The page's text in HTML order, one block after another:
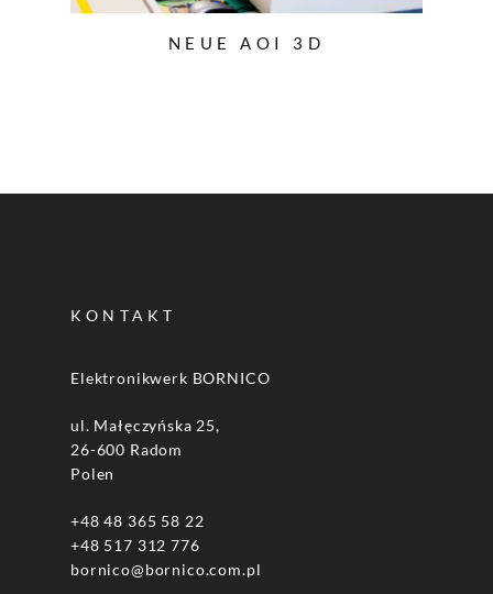
NEUE AOI 3D
KONTAKT
Elektronikwerk BORNICO
ul. Małęczyńska 25,
26-600 Radom
Polen
+48 48 365 58 22
+48 517 312 776
bornico@bornico.com.pl